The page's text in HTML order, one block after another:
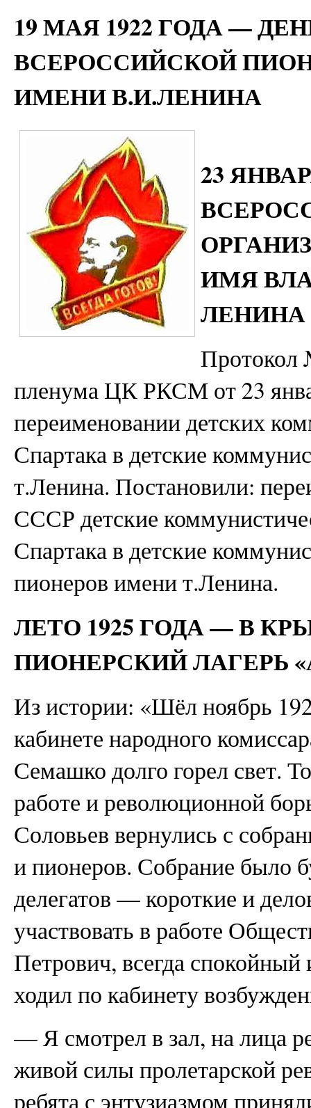
19 МАЯ 1922 ГОДА —
ВСЕРОССИЙСКОЙ
ИМЕНИ В.И.ЛЕНИНА
23
ИМЯ
ЛЕНИНА
Протокол
пленума ЦК РКСМ от 23
переименовании детских
Спартака в детские
т.Ленина. Постановили:
СССР детские
Спартака в детские
пионеров имени т.Ленина.
ЛЕТО 1925 ГОДА — В
ПИОНЕРСКИЙ ЛАГЕРЬ
Из истории: «Шёл ноябрь
кабинете народного
Семашко долго горел свет.
работе и революционной
Соловьев вернулись с
и пионеров. Собрание было
делегатов — короткие и
участвовать в работе
Петрович, всегда
ходил по кабинету
— Я смотрел в зал, на лица
живой силы пролетарской
ребята с энтузиазмом